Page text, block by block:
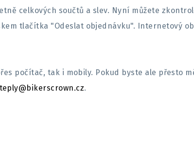
celkových součtů a slev. Nyní můžete
tlačítka "Odeslat objednávku". Internetový
počítač, tak i mobily. Pokud byste ale přesto
.